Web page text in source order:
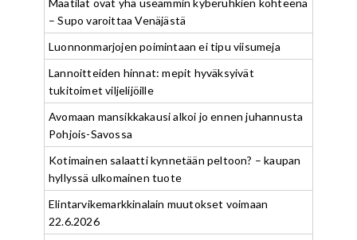
Maatilat ovat yhä useammin kyberuhkien kohteena
– Supo varoittaa Venäjästä
Luonnonmarjojen poimintaan ei tipu viisumeja
Lannoitteiden hinnat: mepit hyväksyivät
tukitoimet viljelijöille
Avomaan mansikkakausi alkoi jo ennen juhannusta
Pohjois-Savossa
Kotimainen salaatti kynnetään peltoon? – kaupan
hyllyssä ulkomainen tuote
Elintarvikemarkkinalain muutokset voimaan
22.6.2026